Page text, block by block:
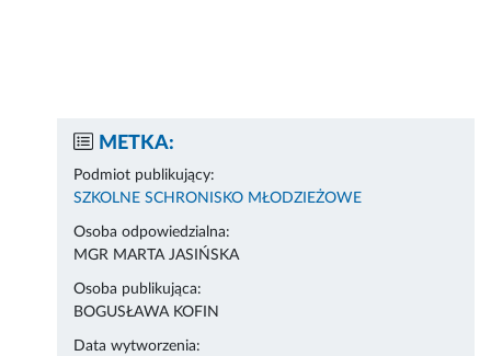
METKA:
Podmiot publikujący:
SZKOLNE SCHRONISKO MŁODZIEŻOWE
Osoba odpowiedzialna:
MGR MARTA JASIŃSKA
Osoba publikująca:
BOGUSŁAWA KOFIN
Data wytworzenia: